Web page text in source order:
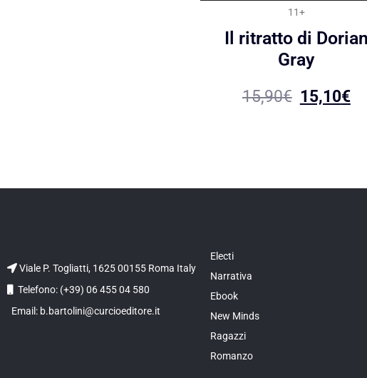
11+
Il ritratto di Dorian
Gray
15,90€ 15,10€
Viale P. Togliatti, 1625 00155 Roma Italy
Telefono: (+39) 06 455 04 580
Email: b.bartolini@curcioeditore.it
Electi
Narrativa
Ebook
New Minds
Ragazzi
Romanzo